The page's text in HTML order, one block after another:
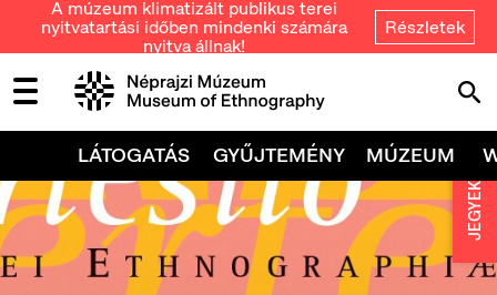
A múzeum klimatizált publikus terei
nyitvatartási időben mindenki számára
nyitva állnak!
Részletek
LÁTOGATÁS GYŰJTEMÉNY MÚZEUM
JEGYEK